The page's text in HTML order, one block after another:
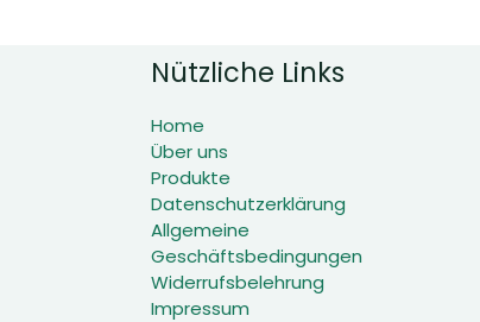
Nützliche Links
Home
Über uns
Produkte
Datenschutzerklärung
Allgemeine
Geschäftsbedingungen
Widerrufsbelehrung
Impressum